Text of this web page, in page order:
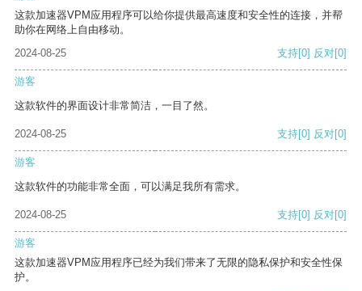
这款加速器VPM应用程序可以给你提供最高速度和安全性的连接，并帮
助你在网络上自由移动。
2024-08-25
支持[0] 反对[0]
游客
这款软件的界面设计非常简洁，一目了然。
2024-08-25 支持[0] 反对[0]
游客
这款软件的功能非常全面，可以满足我所有需求。
2024-08-25 支持[0] 反对[0]
游客
这款加速器VPM应用程序已经为我们带来了无限的隐私保护和安全性保
护。